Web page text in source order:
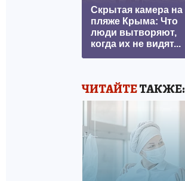
Скрытая камера на
пляже Крыма: Что
люди вытворяют,
когда их не видят...
ЧИТАЙТЕТАКЖЕ: